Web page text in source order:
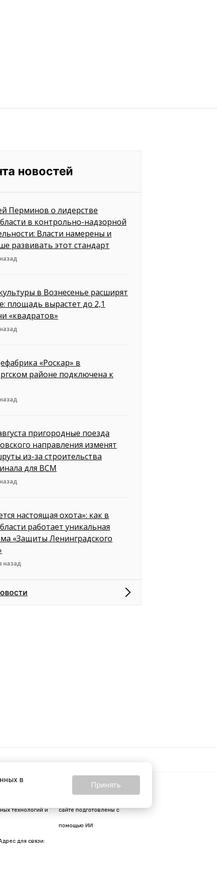
новостей
Перминов о лидерстве
в контрольно-надзорной
Власти намерены и
развивать этот стандарт
в Вознесенье расширят
площадь вырастет до 2,1
«квадратов»
«Роскар» в
районе подключена к
пригородные поезда
направления изменят
из-за строительства
для ВСМ
настоящая охота»: как в
работает уникальная
«Защиты Ленинградского
назад
от 24 февраля
технологий и
для связи:
Все материалы на
сайте подготовлены с
помощью ИИ
16+
в
Принять